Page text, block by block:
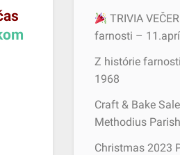
:
TRIVIA
farnosti –
Z histórie
1968
Craft & Bake
Methodius Parish
Christmas 2023